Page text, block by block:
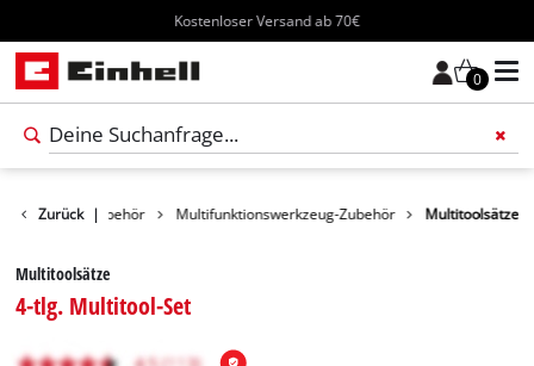
Kostenloser Versand ab 70€
0
Zurück |
Werkzeug-Zubehör Multifunktionswerkzeug-Zubehör Multitoolsätze
Multitoolsätze
4-tlg. Multitool-Set